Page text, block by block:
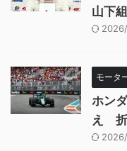
山下
モータ
ホン
え 折